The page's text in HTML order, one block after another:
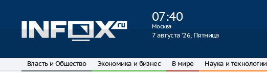
07:40
Москва
7 августа ‘26, Пятница
Власть и Общество Экономика и бизнес В мире Наука и технологии